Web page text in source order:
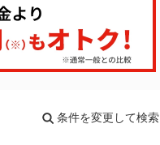
条件を変更して検索